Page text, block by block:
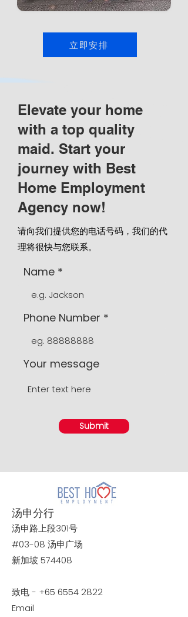
立即安排
Elevate your home
with a top quality
maid. Start your
journey with Best
Home Employment
Agency now!
请向我们提供您的电话号码，我们的代
理将很快与您联系。
Name
Phone Number
Your message
Submit
汤申分行
汤申路上段301号
#03-08 汤申广场
新加坡 574408
致电 - +65 6554 2822
Email